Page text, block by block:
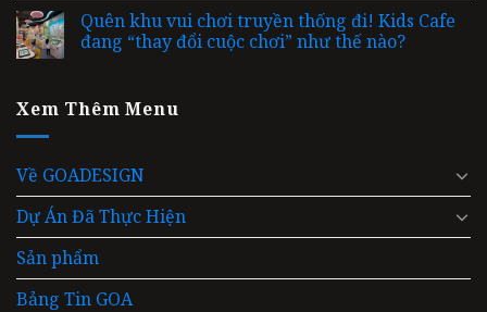
Quên khu vui chơi truyền thống đi! Kids Cafe
đang “thay đổi cuộc chơi” như thế nào?
Xem Thêm Menu
Về GOADESIGN
Dự Án Đã Thực Hiện
Sản phẩm
Bảng Tin GOA